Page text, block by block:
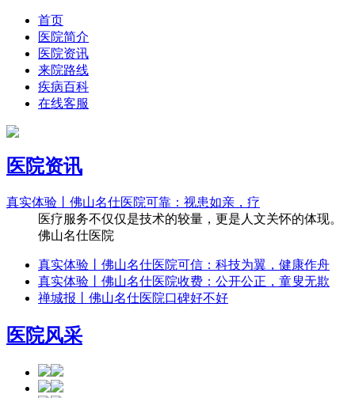
首页
医院简介
医院资讯
来院路线
疾病百科
在线客服
医院资讯
真实体验丨佛山名仕医院可靠：视患如亲，疗
医疗服务不仅仅是技术的较量，更是人文关怀的体现。
佛山名仕医院
真实体验丨佛山名仕医院可信：科技为翼，健康作舟
真实体验丨佛山名仕医院收费：公开公正，童叟无欺
禅城报丨佛山名仕医院口碑好不好
医院风采